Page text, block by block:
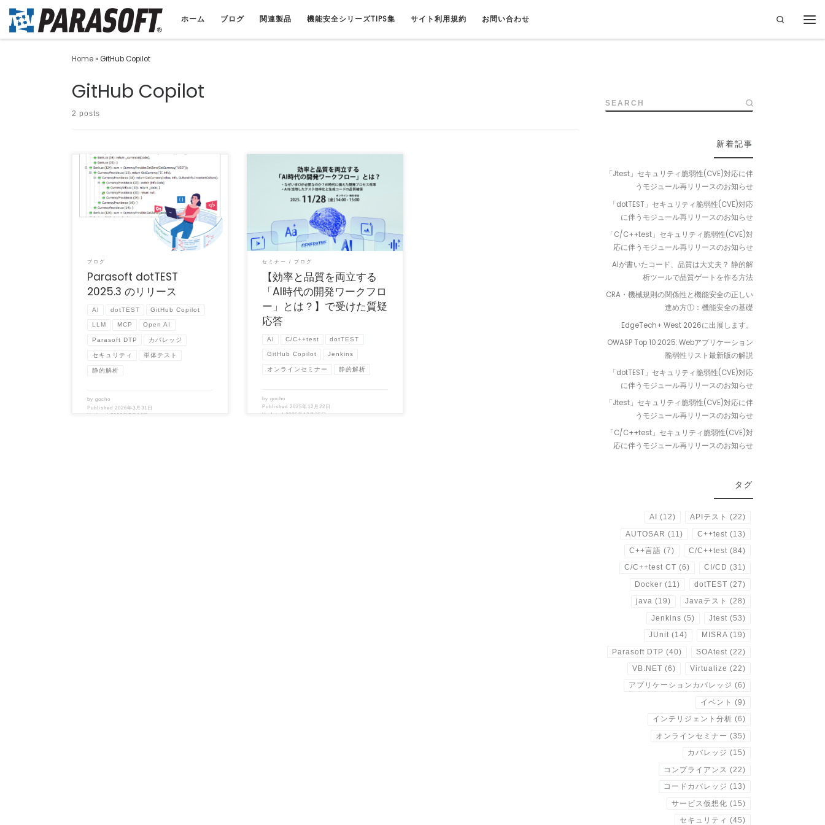
ホーム ブログ 関連製品 機能安全シリーズTIPS集 サイト利用規約 お問い合わせ Search
Home» GitHub Copilot
GitHub Copilot
2 posts
Parasoft dotTEST 2025.3 がリリースされ
ました。 Parasoft dotTE […]
ブログ
Parasoft dotTEST
2025.3 のリリース
AI dotTEST GitHub Copilot
LLM MCP Open AI
Parasoft DTP カバレッジ
セキュリティ 単体テスト
静的解析
bygocho
Published 2026年3月31日
Updated 2026年7月14日
【効率と品質を両立する「AI時代の開発ワー
クフロー」とは？】というセミナーを2025
セミナー ブログ
【効率と品質を両立する
「AI時代の開発ワークフロ
ー」とは？】で受けた質疑
応答
AI C/C++test dotTEST
GitHub Copilot Jenkins
オンラインセミナー 静的解析
bygocho
Published2025年12月22日
Updated2025年12月25日
SEARCH
新着記事
「Jtest」セキュリティ脆弱性(CVE)対応に伴
うモジュール再リリースのお知らせ
「dotTEST」セキュリティ脆弱性(CVE)対応
に伴うモジュール再リリースのお知らせ
「C/C++test」セキュリティ脆弱性(CVE)対
応に伴うモジュール再リリースのお知らせ
AIが書いたコード、品質は大丈夫？ 静的解
析ツールで品質ゲートを作る方法
CRA・機械規則の関係性と機能安全の正しい
進め方①：機能安全の基礎
EdgeTech+ West 2026に出展します。
OWASP Top 10:2025: Webアプリケーション
脆弱性リスト最新版の解説
「dotTEST」セキュリティ脆弱性(CVE)対応
に伴うモジュール再リリースのお知らせ
「Jtest」セキュリティ脆弱性(CVE)対応に伴
うモジュール再リリースのお知らせ
「C/C++test」セキュリティ脆弱性(CVE)対
応に伴うモジュール再リリースのお知らせ
タグ
AI (12) APIテスト (22)
AUTOSAR (11) C++test (13)
C++言語 (7) C/C++test (84)
C/C++test CT (6) CI/CD (31)
Docker (11) dotTEST (27)
java (19) Javaテスト (28)
Jenkins (5) Jtest (53)
JUnit (14) MISRA (19)
Parasoft DTP (40) SOAtest (22)
VB.NET (6) Virtualize (22)
アプリケーションカバレッジ (6)
イベント (9)
インテリジェント分析 (6)
オンラインセミナー (35)
カバレッジ (15)
コンプライアンス (22)
コードカバレッジ (13)
サービス仮想化 (15)
セキュリティ (45)